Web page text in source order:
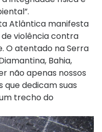
Atlântica manifesta
violência contra
O atentado na Serra
Bahia,
não apenas nossos
que dedicam suas
trecho do